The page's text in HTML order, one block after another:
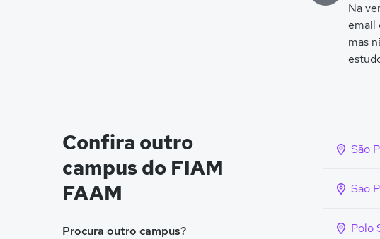
Na
email
mas
Confira outro
campus do FIAM
FAAM
Procura outro campus?
São
São
Polo